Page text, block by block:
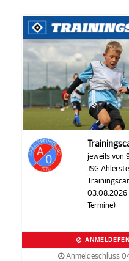
jeweils von
JSG
03.08.2026
Termine)
Anmeldeschluss